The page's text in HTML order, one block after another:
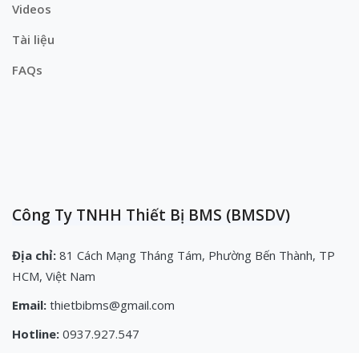
Videos
Tài liệu
FAQs
Công Ty TNHH Thiết Bị BMS (BMSDV)
Địa chỉ: 81 Cách Mạng Tháng Tám, Phường Bến Thành, TP
HCM, Việt Nam
Email: thietbibms@gmail.com
Hotline: 0937.927.547